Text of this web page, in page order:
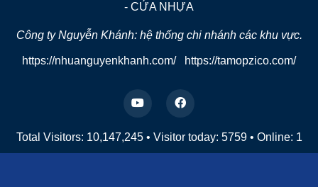
- CỬA NHỰA
Công ty Nguyễn Khánh: hệ thống chi nhánh các khu vực.
https://nhuanguyenkhanh.com/ https://tamopzico.com/
Total Visitors: 10,147,245 • Visitor today: 5759 • Online: 1